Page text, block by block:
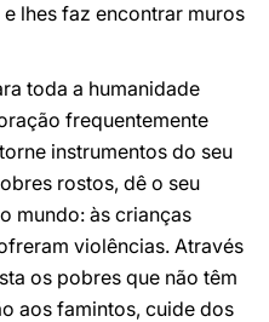
lhes faz encontrar muros
toda a humanidade
frequentemente
instrumentos do seu
rostos, dê o seu
mundo: às crianças
violências. Através
os pobres que não têm
aos famintos, cuide dos